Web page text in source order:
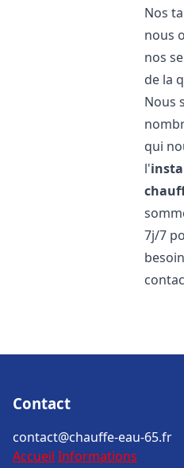
Nos
nous
nos
de la
Nous
qui
l'
7j/7
Contact
contact@chauffe-eau-65.fr
Accueil Informations